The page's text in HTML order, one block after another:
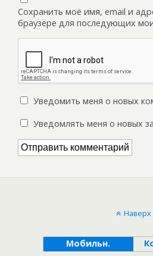
Сохранить моё имя, email и
браузере для последующих
Уведомить меня о новых
Уведомлять меня о новых
Наверх
Мобильн.